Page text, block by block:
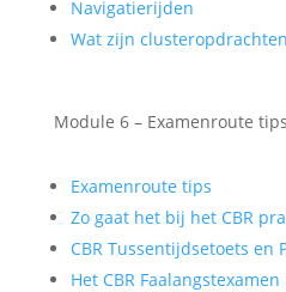
Navigatierijden
Wat zijn clusteropdrachten
Module 6 – Examenroute tips
Examenroute tips
Zo gaat het bij het CBR
CBR Tussentijdsetoets en
Het CBR Faalangstexamen